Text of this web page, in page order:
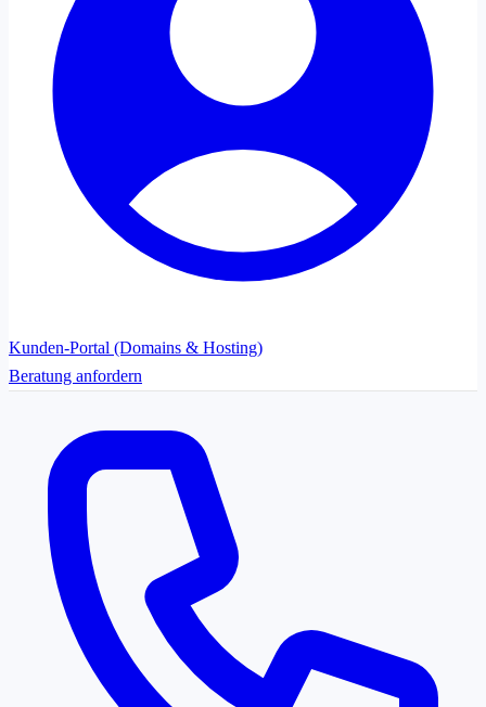
Kunden-Portal (Domains & Hosting)
Beratung anfordern